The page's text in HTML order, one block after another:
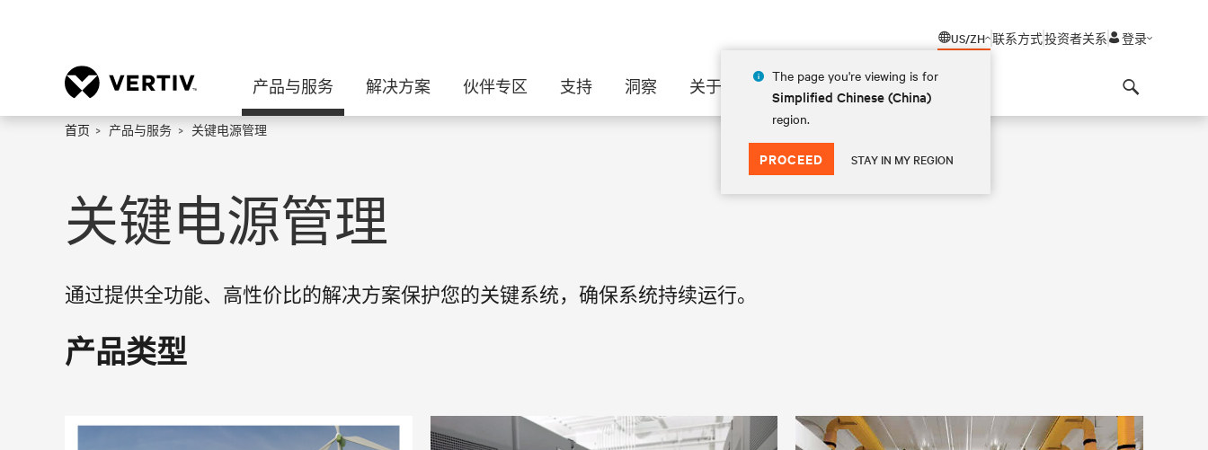
US/ZH
The page you're viewing is for
Simplified Chinese (China)
region.
PROCEED STAY IN MY REGION
联系方式投资者关系 登录
产品与服务 解决方案 伙伴专区 支持 洞察 关于
首页 产品与服务 关键电源管理
关键电源管理
通过提供全功能、高性价比的解决方案保护您的关键系统，确保系统持续运行。
产品类型